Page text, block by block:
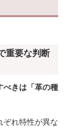
重要な判断
べきは「革の種
ぞれ特性が異な